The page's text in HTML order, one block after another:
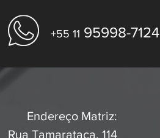
+55 11 95998-7124
Endereço Matriz:
Rua Tamarataca, 114